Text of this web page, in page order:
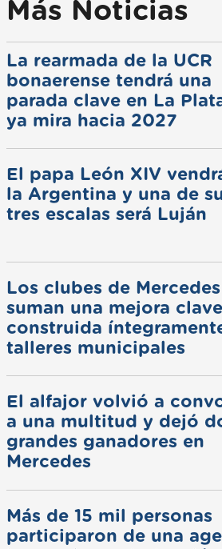
Más Noticias
La rearmada de la UCR
bonaerense tendrá una
parada clave en La
ya mira hacia 2027
El papa León XIV
la Argentina y una de
tres escalas será Luján
Los clubes de Mercedes
suman una mejora clave
construida
talleres municipales
El alfajor volvió a
a una multitud y dejó
grandes ganadores en
Mercedes
Más de 15 mil personas
participaron de una